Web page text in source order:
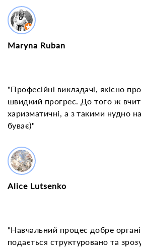
Maryna Ruban
"Професійні викладачі, якісно
швидкий прогрес. До того ж
харизматичні, а з такими нудно
буває)"
Alice Lutsenko
"Навчальний процес добре
подається структуровано та